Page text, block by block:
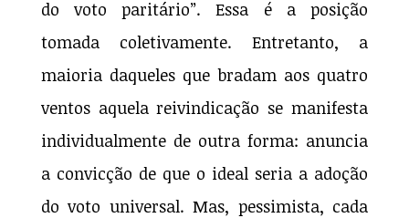
do voto paritário”. Essa é a posição
tomada coletivamente. Entretanto, a
maioria daqueles que bradam aos quatro
ventos aquela reivindicação se manifesta
individualmente de outra forma: anuncia
a convicção de que o ideal seria a adoção
do voto universal. Mas, pessimista, cada